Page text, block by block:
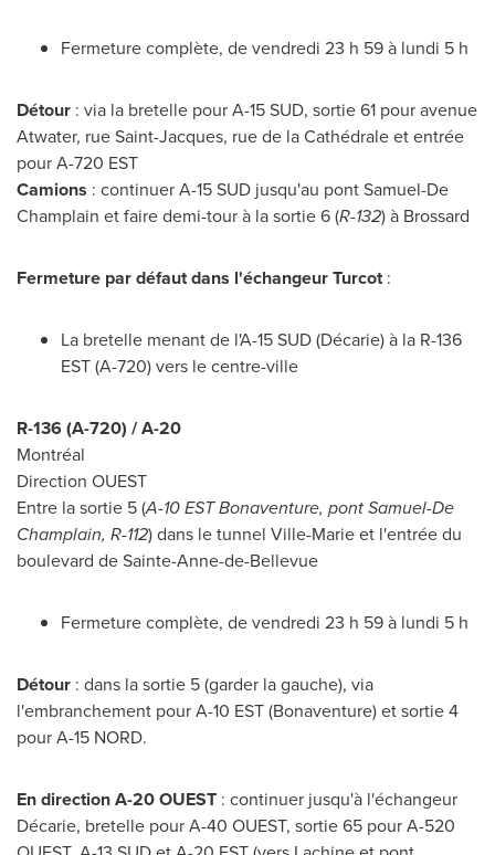
Fermeture complète, de vendredi 23 h 59 à lundi 5 h
Détour : via la bretelle pour A-15 SUD, sortie 61 pour avenue
Atwater, rueSaint-Jacques, rue de la Cathédrale et entrée
pour A-720 EST
Camions : continuer A-15 SUD jusqu'au pontSamuel-De
Champlain et faire demi-tour à la sortie 6 (R-132) à Brossard
Fermeture par défaut dans l'échangeur Turcot:
La bretelle menant de l'A-15 SUD (Décarie) à la R-136
EST(A-720) vers le centre-ville
R-136 (A-720) / A-20
Montréal
Direction OUEST
Entre la sortie 5 (A-10 EST Bonaventure, pontSamuel-De
Champlain, R-112) dans le tunnel Ville-Marieet l'entrée du
boulevard deSainte-Anne-de-Bellevue
Fermeture complète, de vendredi 23 h 59 à lundi 5 h
Détour : dans la sortie 5 (garder la gauche), via
l'embranchement pour A-10 EST (Bonaventure) et sortie 4
pour A-15 NORD.
En direction A-20 OUEST : continuer jusqu'à l'échangeur
Décarie, bretelle pour A-40 OUEST, sortie 65 pour A-520